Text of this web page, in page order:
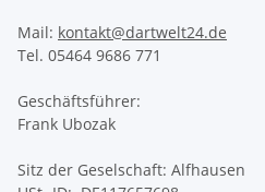
Mail: kontakt@dartwelt24.de
Tel. 05464 9686 771
Geschäftsführer:
Frank Ubozak
Sitz der Geselschaft: Alfhausen